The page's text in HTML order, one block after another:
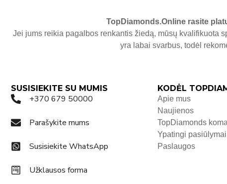
TopDiamonds.Online rasite
Jei jums reikia pagalbos renkantis žiedą, mūsų kvalifikuota
yra labai svarbus, todėl
SUSISIEKITE SU MUMIS
+370 679 50000
Parašykite mums
Susisiekite WhatsApp
Užklausos forma
KODĖL
Apie mus
Naujienos
TopDiamonds
Ypatingi pasiūlymai
Paslaugos